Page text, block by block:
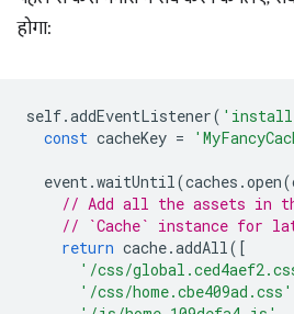
होगा:
self.addEventListener(
const cacheKey =
event.waitUntil(caches .open(
// Add all the assets in the
// `Cache` instance for
return cache.addAll([
'/css/
'/css/home.cbe409ad.css'